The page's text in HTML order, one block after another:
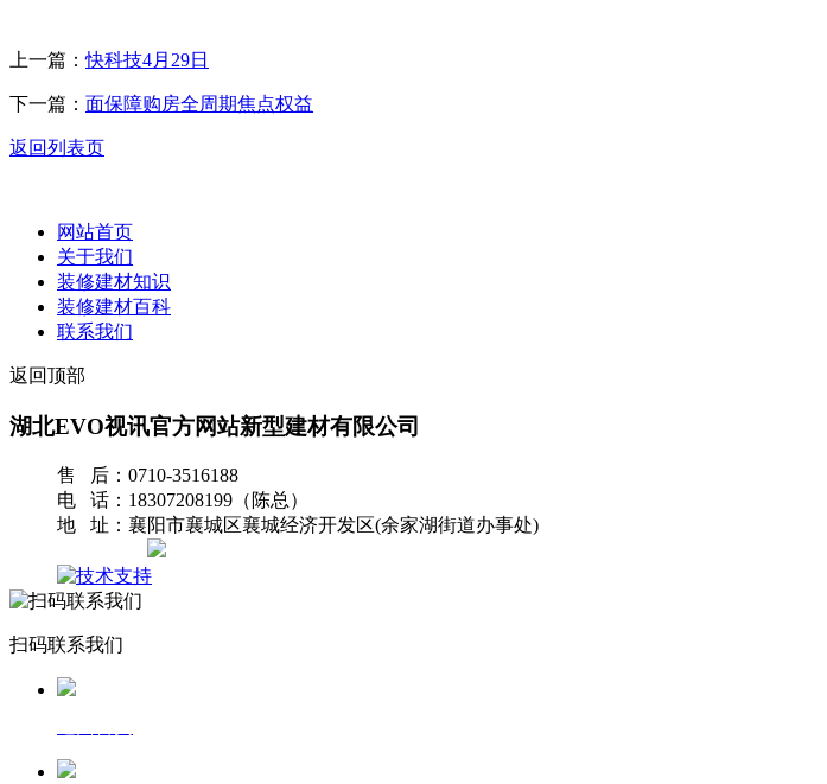
上一篇：快科技4月29日
下一篇： 面保障购房全周期焦点权益
返回列表页
网站首页
关于我们
装修建材知识
装修建材百科
联系我们
返回顶部
湖北EVO视讯官方网站新型建材有限公司
售 后：0710-3516188
电 话：18307208199（陈总）
地 址：襄阳市襄城区襄城经济开发区(余家湖街道办事处)
扫码联系我们